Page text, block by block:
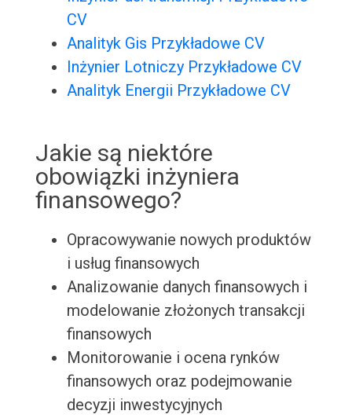
CV
Analityk Gis Przykładowe CV
Inżynier Lotniczy Przykładowe CV
Analityk Energii Przykładowe CV
Jakie są niektóre
obowiązki inżyniera
finansowego?
Opracowywanie nowych produktów
i usług finansowych
Analizowanie danych finansowych i
modelowanie złożonych transakcji
finansowych
Monitorowanie i ocena rynków
finansowych oraz podejmowanie
decyzji inwestycyjnych